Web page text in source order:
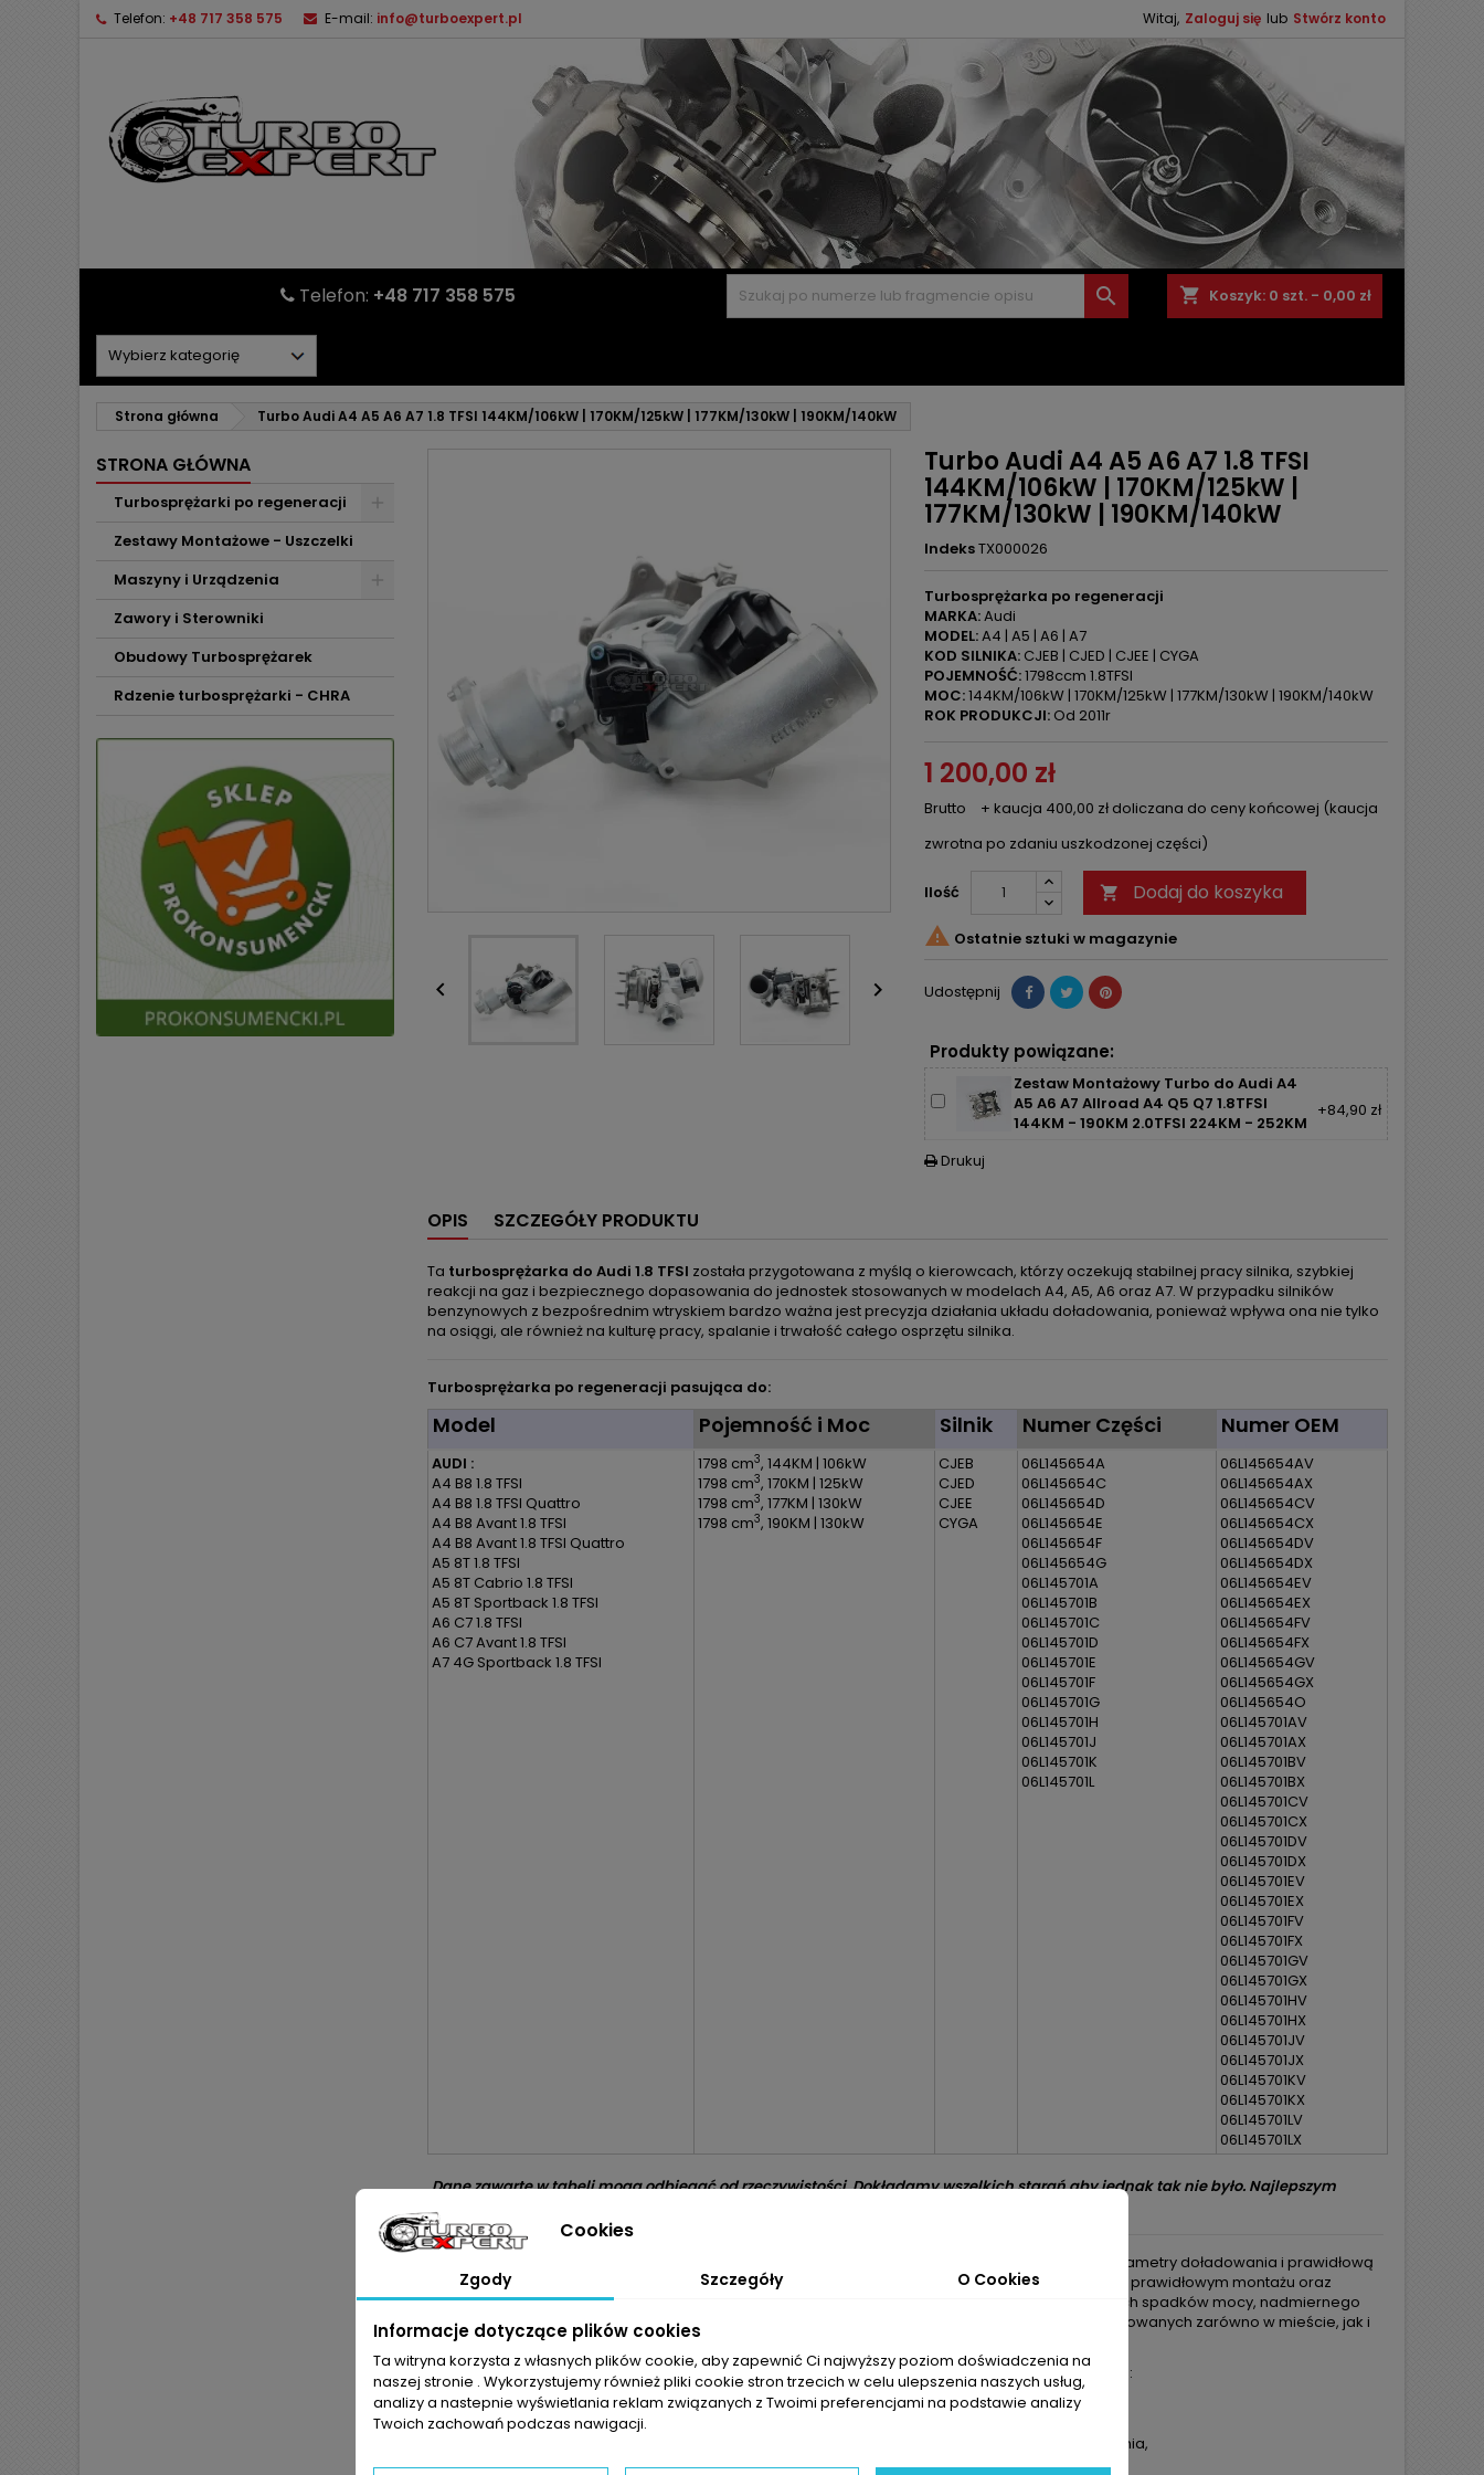
Telefon: +48 717 358 575 E-mail: info@turboexpert.pl Witaj, Zaloguj się lub Stwórz konto
shopping_cart Koszyk: 0 szt. - 0,00 zł

Telefon: +48 717 358 575
Strona główna Turbo Audi A4 A5 A6 A7 1.8 TFSI 144KM/106kW | 170KM/125kW | 177KM/130kW | 190KM/140kW
STRONA GŁÓWNA
Turbosprężarki po regeneracji
Zestawy Montażowe - Uszczelki
Maszyny i Urządzenia
Zawory i Sterowniki
Obudowy Turbosprężarek
Rdzenie turbosprężarki - CHRA
 
Turbo Audi A4 A5 A6 A7 1.8 TFSI
144KM/106kW | 170KM/125kW |
177KM/130kW | 190KM/140kW
IndeksTX000026
Turbosprężarka po regeneracji
MARKA:Audi
MODEL:A4 | A5 | A6 | A7
KOD SILNIKA: CJEB | CJED | CJEE | CYGA
POJEMNOŚĆ:1798ccm 1.8TFSI
MOC:144KM/106kW | 170KM/125kW | 177KM/130kW | 190KM/140kW
ROK PRODUKCJI: Od 2011r
1 200,00 zł
Brutto
+ kaucja 400,00 zł doliczana do ceny końcowej (kaucja
zwrotna po zdaniu uszkodzonej części)
Ilość  Dodaj do koszyka
 Ostatnie sztuki w magazynie
Udostępnij
Produkty powiązane:
Zestaw Montażowy Turbo do Audi A4
A5 A6 A7 Allroad A4 Q5 Q7 1.8TFSI
144KM - 190KM 2.0TFSI 224KM - 252KM
+84,90 zł
 Drukuj
OPIS SZCZEGÓŁY PRODUKTU
Ta turbosprężarka do Audi 1.8 TFSI została przygotowana z myślą o kierowcach, którzy oczekują stabilnej pracy silnika, szybkiej
reakcji na gaz i bezpiecznego dopasowania do jednostek stosowanych w modelach A4, A5, A6 oraz A7. W przypadku silników
benzynowych z bezpośrednim wtryskiem bardzo ważna jest precyzja działania układu doładowania, ponieważ wpływa ona nie tylko
na osiągi, ale również na kulturę pracy, spalanie i trwałość całego osprzętu silnika.
Turbosprężarka po regeneracji pasująca do:
Model Pojemność i Moc Silnik Numer Części Numer OEM
AUDI :
A4 B8 1.8 TFSI
A4 B8 1.8 TFSI Quattro
A4 B8 Avant 1.8 TFSI
A4 B8 Avant 1.8 TFSI Quattro
A5 8T 1.8 TFSI
A5 8T Cabrio 1.8 TFSI
A5 8T Sportback 1.8 TFSI
A6 C7 1.8 TFSI
A6 C7 Avant 1.8 TFSI
A7 4G Sportback 1.8 TFSI
1798 cm3, 144KM | 106kW
1798 cm3, 170KM | 125kW
1798 cm3, 177KM | 130kW
1798 cm3, 190KM | 130kW
CJEB
CJED
CJEE
CYGA
06L145654A
06L145654C
06L145654D
06L145654E
06L145654F
06L145654G
06L145701A
06L145701B
06L145701C
06L145701D
06L145701E
06L145701F
06L145701G
06L145701H
06L145701J
06L145701K
06L145701L
06L145654AV
06L145654AX
06L145654CV
06L145654CX
06L145654DV
06L145654DX
06L145654EV
06L145654EX
06L145654FV
06L145654FX
06L145654GV
06L145654GX
06L145654O
06L145701AV
06L145701AX
06L145701BV
06L145701BX
06L145701CV
06L145701CX
06L145701DV
06L145701DX
06L145701EV
06L145701EX
06L145701FV
06L145701FX
06L145701GV
06L145701GX
06L145701HV
06L145701HX
06L145701JV
06L145701JX
06L145701KV
06L145701KX
06L145701LV
06L145701LX
Dane zawarte w tabeli mogą odbiegać od rzeczywistości. Dokładamy wszelkich starań aby jednak tak nie było. Najlepszym
Oferowany element to rozwiązanie dla osób, które szukają części przywracającej fabryczne parametry doładowania i prawidłową
współpracę z nowoczesnym układem sterowania silnikiem.
Regenerowana turbosprężarka
po prawidłowym montażu oraz
wcześniejszym sprawdzeniu układu olejowego i dolotowego pozwala ograniczyć ryzyko dalszych spadków mocy, nadmiernego
dymienia czy przechodzenia jednostki w tryb awaryjny. To szczególnie istotne w autach eksploatowanych zarówno w mieście, jak i
na dłuższych trasach, gdzie turbo pracuje pod zmiennym obciążeniem.
W silnikach 1.8 TFSI najczęściej spotykane usterki turbosprężarki i elementów współpracujących to:
zużycie łożyskowania spowodowane zanieczyszczonym lub przegrzanym olejem,
nieszczelności w układzie dolotowym, które powodują spadek ciśnienia doładowania,
nagromadzenie osadów ograniczających prawidłową pracę zmiennej geometrii lub sterowania,
uszkodzenia wirnika wynikające z obecności ciał obcych w dolocie,
Cookies
Zgody Szczegóły O Cookies
Informacje dotyczące plików cookies
Ta witryna korzysta z własnych plików cookie, aby zapewnić Ci najwyższy poziom doświadczenia na
naszej stronie . Wykorzystujemy również pliki cookie stron trzecich w celu ulepszenia naszych usług,
analizy a nastepnie wyświetlania reklam związanych z Twoimi preferencjami na podstawie analizy
Twoich zachowań podczas nawigacji.